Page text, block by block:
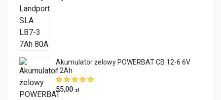
Akumulator żelowy POWERBAT CB 12-6 6V
12Ah
55,00 zł